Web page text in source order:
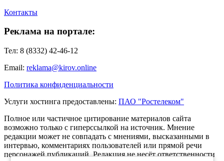
Контакты
Реклама на портале:
Тел: 8 (8332) 42-46-12
Email: reklama@kirov.online
Политика конфиденциальности
Услуги хостинга предоставлены: ПАО "Ростелеком"
Полное или частичное цитирование материалов сайта
возможно только с гиперссылкой на источник. Мнение
редакции может не совпадать с мнениями, высказанными в
интервью, комментариях пользователей или прямой речи
персонажей публикаций. Редакция не несёт ответственности